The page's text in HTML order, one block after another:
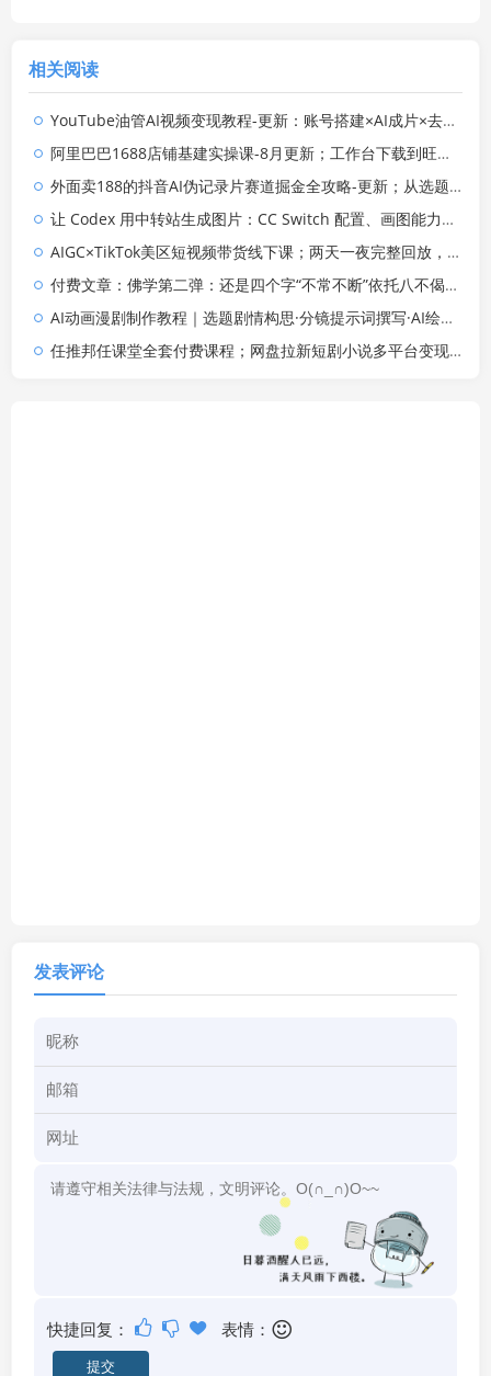
相关阅读
YouTube油管AI视频变现教程-更新：账号搭建×AI成片×去重限流解决方案×YPP变现×AI真人生成×人物一致性
阿里巴巴1688店铺基建实操课-8月更新；工作台下载到旺铺装修客服分流，手把手搞定开店全部必备操作
外面卖188的抖音AI伪记录片赛道掘金全攻略-更新；从选题到发布十一大环节拆解，零基础也能做出高流量真实感内容
让 Codex 用中转站生成图片：CC Switch 配置、画图能力检测与全局 Skill 教程
AIGC×TikTok美区短视频带货线下课；两天一夜完整回放，12小时高清视频收录头部操盘手全流程教学
付费文章：佛学第二弹：还是四个字“不常不断”依托八不偈解读无我因果连续之理
AI动画漫剧制作教程｜选题剧情构思·分镜提示词撰写·AI绘图配音·2D动画制作·剪映实操完成完整漫剧成片
任推邦任课堂全套付费课程；网盘拉新短剧小说多平台变现，从入门到高阶零基础也能轻松上手实操
发表评论
快捷回复： 表情：